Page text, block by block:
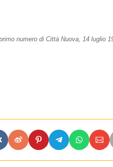
numero di Città Nuova, 14 luglio